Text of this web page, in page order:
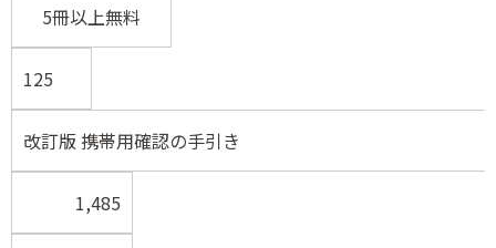
5冊以上無料
125
改訂版 携帯用確認の手引き
1,485